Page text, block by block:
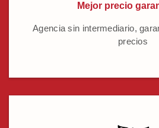
Mejor precio
Agencia sin intermediario,
precios